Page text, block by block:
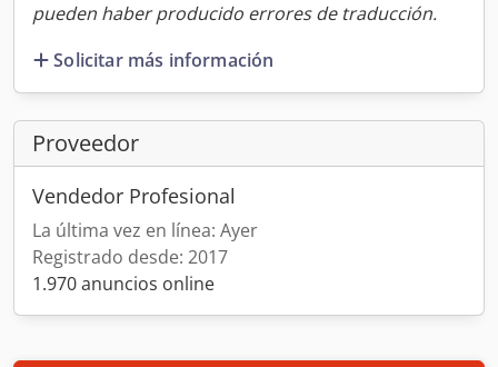
pueden haber producido errores de traducción.
Solicitar más información
Proveedor
Vendedor Profesional
La última vez en línea: Ayer
Registrado desde: 2017
1.970 anuncios online